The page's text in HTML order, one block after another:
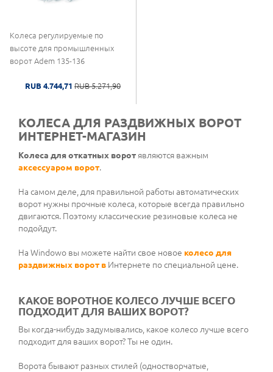
Колеса регулируемые по
высоте для промышленных
ворот Adem 135-136
RUB 4.744,71 RUB 5.271,90
КОЛЕСА ДЛЯ РАЗДВИЖНЫХ ВОРОТ
ИНТЕРНЕТ-МАГАЗИН
Колеса для откатных воротявляются важным
аксессуаром ворот.
На самом деле, для правильной работы автоматических
ворот нужны прочные колеса, которые всегда правильно
двигаются. Поэтому классические резиновые колеса не
подойдут.
На Windowo вы можете найти свое новое колесо для
раздвижных ворот в Интернете по специальной цене.
КАКОЕ ВОРОТНОЕ КОЛЕСО ЛУЧШЕ ВСЕГО
ПОДХОДИТ ДЛЯ ВАШИХ ВОРОТ?
Вы когда-нибудь задумывались, какое колесо лучше всего
подходит для ваших ворот? Ты не один.
Ворота бывают разных стилей (одностворчатые,